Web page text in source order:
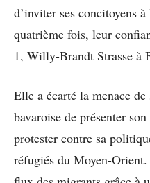
d’inviter ses concitoyens
quatrième fois, leur
1, Willy-Brandt Strasse à
Elle a écarté la menace
bavaroise de présenter
protester contre sa
réfugiés du Moyen-